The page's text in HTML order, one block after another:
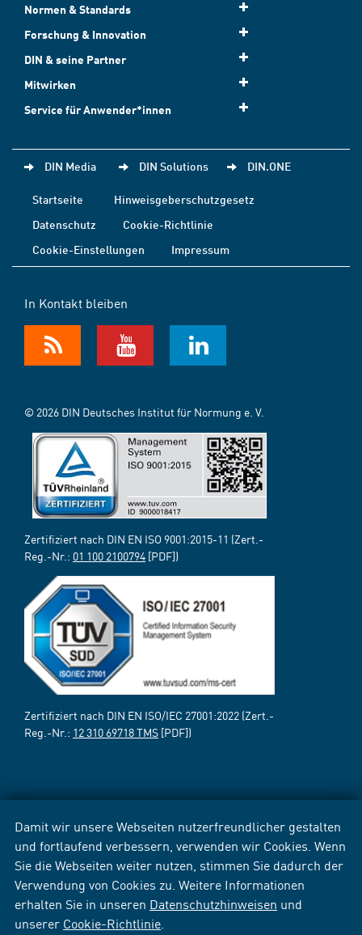
Damit wir unsere Webseiten nutzerfreundlicher gestalten
und fortlaufend verbessern, verwenden wir Cookies. Wenn
Sie die Webseiten weiter nutzen, stimmen Sie dadurch der
Verwendung von Cookies zu. Weitere Informationen
erhalten Sie in unseren Datenschutzhinweisen und
unserer Cookie-Richtlinie
Normen & Standards
Forschung & Innovation
DIN & seine Partner
Mitwirken
Service für Anwender*innen
DIN Media DIN Solutions DIN.ONE
Startseite
Hinweisgeberschutzgesetz
Datenschutz
Cookie-Richtlinie
Cookie-Einstellungen
Impressum
In Kontakt bleiben
© 2026 DIN Deutsches Institut für Normung e. V.
Zertifiziert nach DIN EN ISO 9001:2015-11 (Zert.-
Reg.-Nr.: 01 100 2100794 [PDF])
Zertifiziert nach DIN EN ISO/IEC 27001:2022 (Zert.-
Reg.-Nr.: 12 310 69718 TMS [PDF])